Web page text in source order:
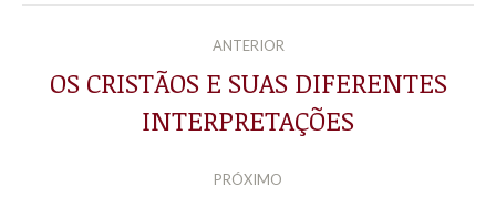
NAVEGAÇÃO
DE
ANTERIOR
Post
anterior:
OS CRISTÃOS E SUAS DIFERENTES
INTERPRETAÇÕES
PRÓXIMO